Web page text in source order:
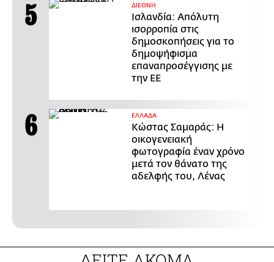
ΔΙΕΘΝΗ
Ισλανδία: Απόλυτη
ισορροπία στις
δημοσκοπήσεις για το
δημοψήφισμα
επαναπροσέγγισης με
την ΕΕ
ΕΛΛΑΔΑ
Κώστας Σαμαράς: Η
οικογενειακή
φωτογραφία έναν χρόνο
μετά τον θάνατο της
αδελφής του, Λένας